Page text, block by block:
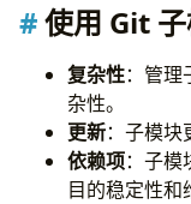
8. 考虑替代
9. 自动化任务
10.使用文档
提示
结论
使用 Git
复杂性：管理
杂性。
更新：子模块
依赖项：子
目的稳定性和